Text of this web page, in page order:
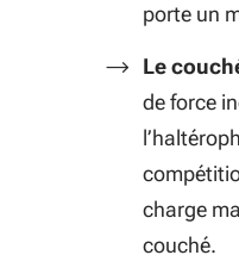
porte un
Le
de force
charge
couché.